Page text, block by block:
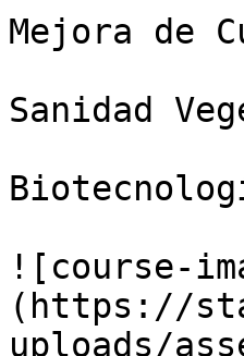
Mejora de
Sanidad
![course-
(https://
uploads/